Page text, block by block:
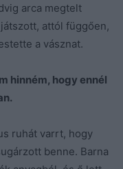
arca megtelt
attól függően,
a vásznat.
hinném, hogy ennél
ruhát varrt, hogy
benne. Barna